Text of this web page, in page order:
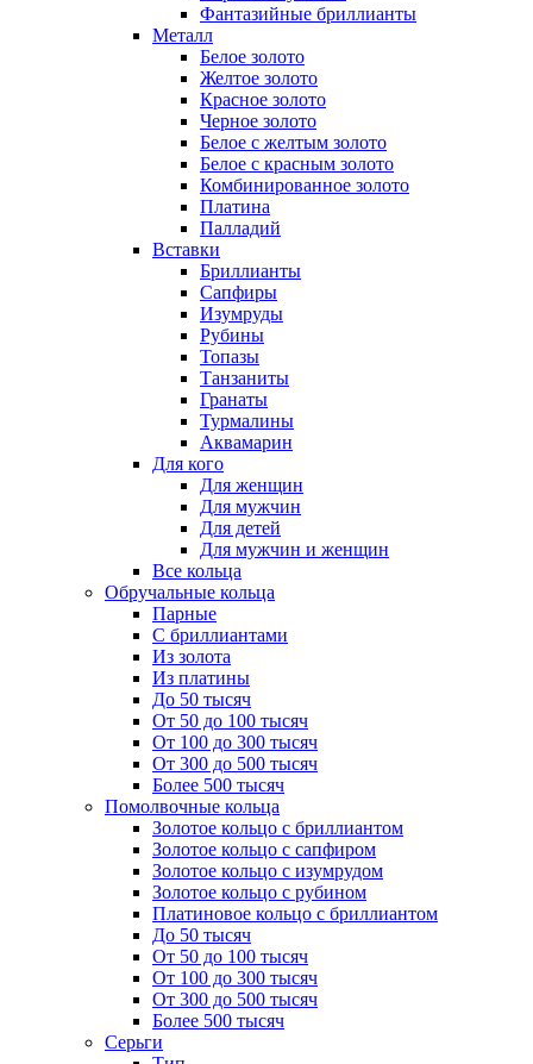
Фантазийные бриллианты
Металл
Белое золото
Желтое золото
Красное золото
Черное золото
Белое с желтым золото
Белое с красным золото
Комбинированное золото
Платина
Палладий
Вставки
Бриллианты
Сапфиры
Изумруды
Рубины
Топазы
Танзаниты
Гранаты
Турмалины
Аквамарин
Для кого
Для женщин
Для мужчин
Для детей
Для мужчин и женщин
Все кольца
Обручальные кольца
Парные
С бриллиантами
Из золота
Из платины
До 50 тысяч
От 50 до 100 тысяч
От 100 до 300 тысяч
От 300 до 500 тысяч
Более 500 тысяч
Помолвочные кольца
Золотое кольцо с бриллиантом
Золотое кольцо с сапфиром
Золотое кольцо с изумрудом
Золотое кольцо с рубином
Платиновое кольцо с бриллиантом
До 50 тысяч
От 50 до 100 тысяч
От 100 до 300 тысяч
От 300 до 500 тысяч
Более 500 тысяч
Серьги